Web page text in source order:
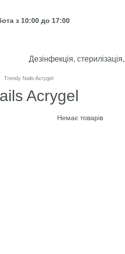
з 10:00 до 17:00
Дезінфекція,
Trendy Nails Acrygel
Acrygel
Немає товарів